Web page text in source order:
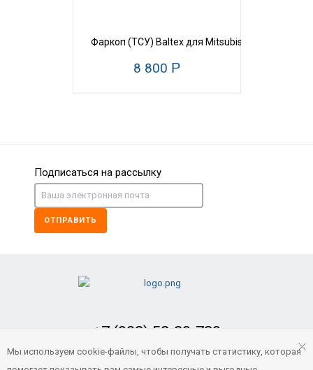
Фаркоп (ТСУ) Baltex для Mitsubishi Pajero III
8 800 Р
Подписаться на рассылку
ОТПРАВИТЬ
+7 (902) 52-29-739
Заказать обратный звонок
Мы используем cookie-файлы, чтобы получать статистику, которая